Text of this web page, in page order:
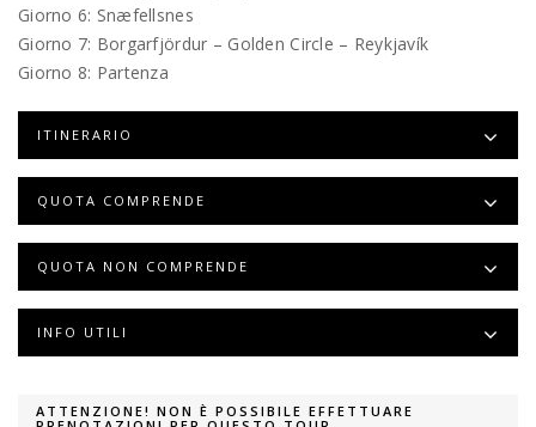
Giorno 6: Snæfellsnes
Giorno 7: Borgarfjördur – Golden Circle – Reykjavík
Giorno 8: Partenza
ITINERARIO
QUOTA COMPRENDE
QUOTA NON COMPRENDE
INFO UTILI
ATTENZIONE! NON È POSSIBILE EFFETTUARE